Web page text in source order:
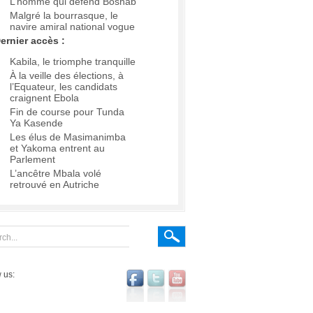
Malgré la bourrasque, le
navire amiral national vogue
accès :
Kabila, le triomphe tranquille
À la veille des élections, à
l’Equateur, les candidats
craignent Ebola
Fin de course pour Tunda
Ya Kasende
Les élus de Masimanimba
et Yakoma entrent au
Parlement
L’ancêtre Mbala volé
retrouvé en Autriche
us: